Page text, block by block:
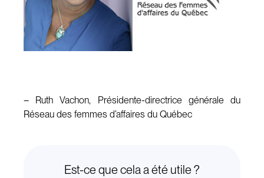
– Ruth Vachon, Présidente-directrice générale du
Réseau des femmes d’affaires du Québec
Est-ce que cela a été utile ?